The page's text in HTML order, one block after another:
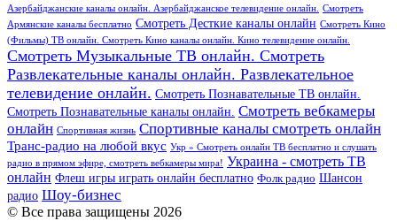
Азербайджанские каналы онлайн. Азербайджанское телевидение онлайн. Смотреть
Армянские каналы бесплатно Смотреть Десткие каналы онлайн Смотреть Кино
(Фильмы) ТВ онлайн. Смотреть Кино каналы онлайн. Кино телевидение онлайн.
Смотреть Музыкальные ТВ онлайн. Смотреть
Развлекательные каналы онлайн. Развлекательное
телевидение онлайн. Смотреть Познавательные ТВ онлайн.
Смотреть Познавательные каналы онлайн. Смотреть вебкамеры
онлайн Спортивная жизнь Спортивные каналы смотреть онлайн
Транс-радио на любой вкус Укр » Смотреть онлайн ТВ бесплатно и слушать
радио в прямом эфире, смотреть вебкамеры мира! Украина - смотреть ТВ
онлайн Флеш игры играть онлайн бесплатно Фолк радио Шансон
радио Шоу-бизнес
© Все права защищены 2026